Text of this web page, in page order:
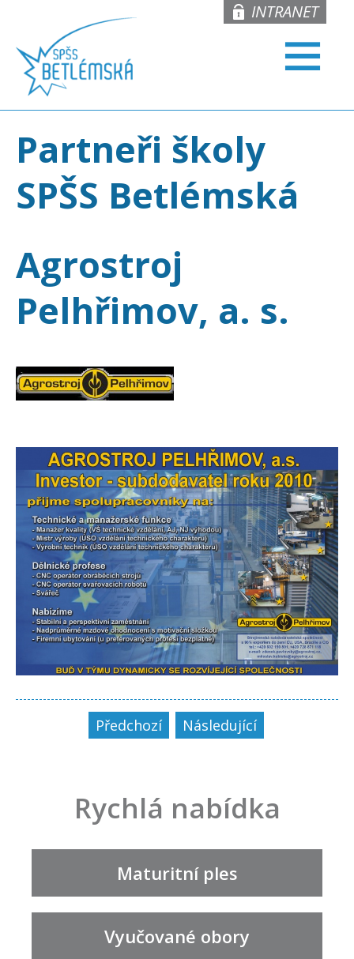
INTRANET
Partneři školy
SPŠS Betlémská
Agrostroj
Pelhřimov, a. s.
Předchozí Následující
Rychlá nabídka
Maturitní ples
Vyučované obory